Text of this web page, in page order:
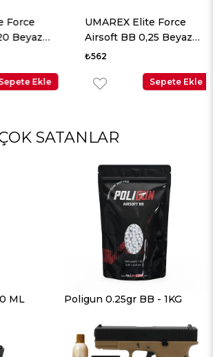
Ekle
UMAREX Elite Force
Airsoft BB 0,25 Beyaz
2700 Adet
₺562
Sepete Ekle
SATANLAR
ML Poligun 0.25gr BB - 1KG